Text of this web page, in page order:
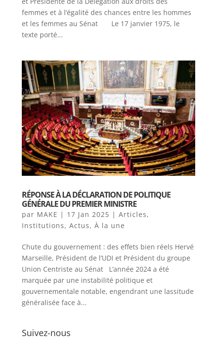
femmes et à l’égalité des chances entre les hommes
et les femmes au Sénat Le 17 janvier 1975, le
texte porté...
RÉPONSE À LA DÉCLARATION DE POLITIQUE
GÉNÉRALE DU PREMIER MINISTRE
par MAKE | 17 Jan 2025 | Articles,
Institutions, Actus, À la une
Chute du gouvernement : des effets bien réels Hervé
Marseille, Président de l’UDI et Président du groupe
Union Centriste au Sénat L’année 2024 a été
marquée par une instabilité politique et
gouvernementale notable, engendrant une lassitude
généralisée face à...
Suivez-nous